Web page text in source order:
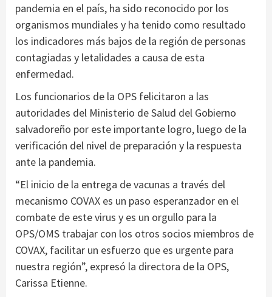
pandemia en el país, ha sido reconocido por los
organismos mundiales y ha tenido como resultado
los indicadores más bajos de la región de personas
contagiadas y letalidades a causa de esta
enfermedad.
Los funcionarios de la OPS felicitaron a las
autoridades del Ministerio de Salud del Gobierno
salvadoreño por este importante logro, luego de la
verificación del nivel de preparación y la respuesta
ante la pandemia.
“El inicio de la entrega de vacunas a través del
mecanismo COVAX es un paso esperanzador en el
combate de este virus y es un orgullo para la
OPS/OMS trabajar con los otros socios miembros de
COVAX, facilitar un esfuerzo que es urgente para
nuestra región”, expresó la directora de la OPS,
Carissa Etienne.